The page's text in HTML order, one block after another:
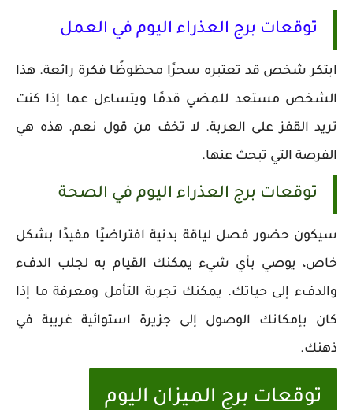
توقعات برج العذراء اليوم في العمل
ابتكر شخص قد تعتبره سحرًا محظوظًا فكرة رائعة. هذا
الشخص مستعد للمضي قدمًا ويتساءل عما إذا كنت
تريد القفز على العربة. لا تخف من قول نعم. هذه هي
الفرصة التي تبحث عنها.
توقعات برج العذراء اليوم في الصحة
سيكون حضور فصل لياقة بدنية افتراضيًا مفيدًا بشكل
خاص، يوصي بأي شيء يمكنك القيام به لجلب الدفء
والدفء إلى حياتك. يمكنك تجربة التأمل ومعرفة ما إذا
كان بإمكانك الوصول إلى جزيرة استوائية غريبة في
ذهنك.
توقعات برج الميزان اليوم